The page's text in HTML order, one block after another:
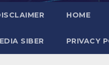
HOME
SIBER PRIVACY